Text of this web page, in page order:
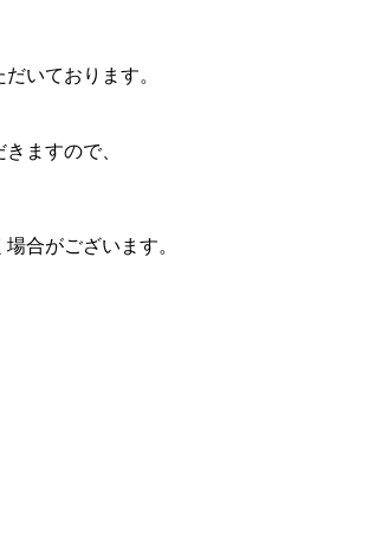
いております。
ますので、
合がございます。